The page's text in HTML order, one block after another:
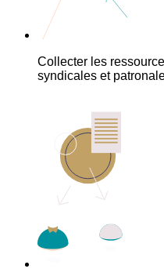
Collecter les
syndicales et